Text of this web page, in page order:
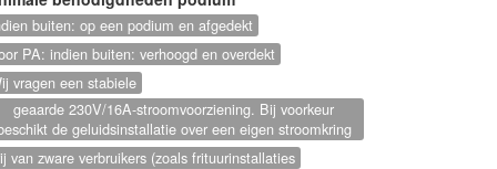
buiten: op een podium en afgedekt
PA: indien buiten: verhoogd en overdekt
vragen een stabiele
geaarde 230V/16A-stroomvoorziening. Bij voorkeur
de geluidsinstallatie over een eigen stroomkring
van zware verbruikers (zoals frituurinstallaties